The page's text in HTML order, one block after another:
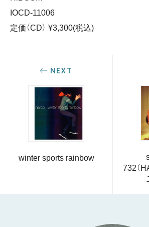
IOCD-11006
定価（CD） ¥3,300(税込)
NEXT
winter sports rainbow
732（